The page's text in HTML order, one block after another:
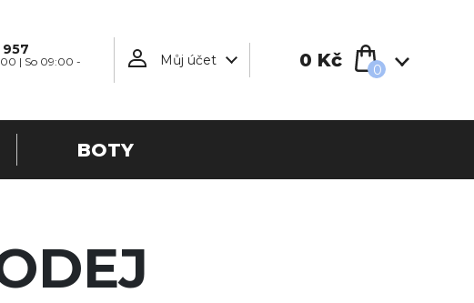
957
| So 09:00 -
Můj účet 0 Kč 0
BOTY